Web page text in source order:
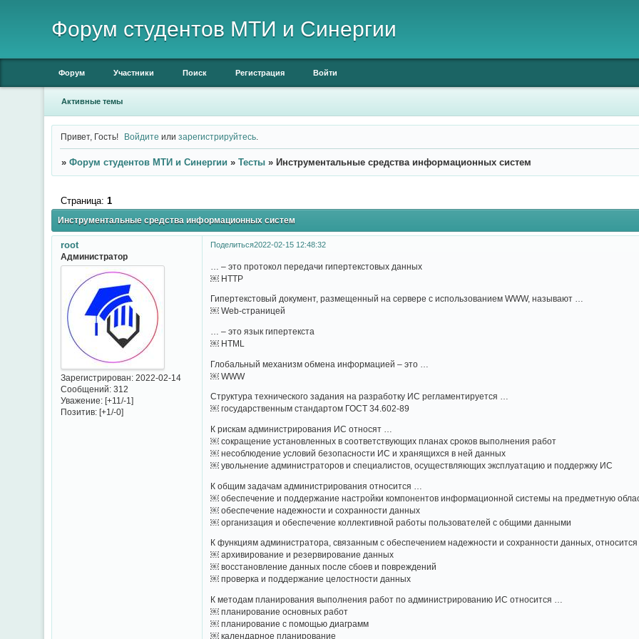
Форум студентов МТИ и Синергии
Форум Участники Поиск Регистрация Войти
Активные темы
Привет, Гость! Войдите илизарегистрируйтесь
» Форум студентов МТИ и Синергии » Тесты » Инструментальные средства информационных систем
Инструментальные средства информационных систем
Страница: 1
Поделиться2022-02-15 12:48:32
root
Администратор
Зарегистрирован: 2022-02-14
Сообщений:312
Уважение: [+11/-1]
Позитив: [+1/-0]
… – это протокол передачи гипертекстовых данных
￼ HTTP
Гипертекстовый документ, размещенный на сервере с использованием WWW, называют …
￼ Web-страницей
… – это язык гипертекста
￼ HTML
Глобальный механизм обмена информацией – это …
￼ WWW
Структура технического задания на разработку ИС регламентируется …
￼ государственным стандартом ГОСТ 34.602-89
К рискам администрирования ИС относят …
￼ сокращение установленных в соответствующих планах сроков выполнения работ
￼ несоблюдение условий безопасности ИС и хранящихся в ней данных
￼ увольнение администраторов и специалистов, осуществляющих эксплуатацию и поддержку ИС
К общим задачам администрирования относится …
￼ обеспечение и поддержание настройки компонентов информационной системы на предметную
￼ обеспечение надежности и сохранности данных
￼ организация и обеспечение коллективной работы пользователей с общими данными
К функциям администратора, связанным с обеспечением надежности и сохранности данных,
￼ архивирование и резервирование данных
￼ восстановление данных после сбоев и повреждений
￼ проверка и поддержание целостности данных
К методам планирования выполнения работ по администрированию ИС относится …
￼ планирование основных работ
￼ планирование с помощью диаграмм
￼ календарное планирование